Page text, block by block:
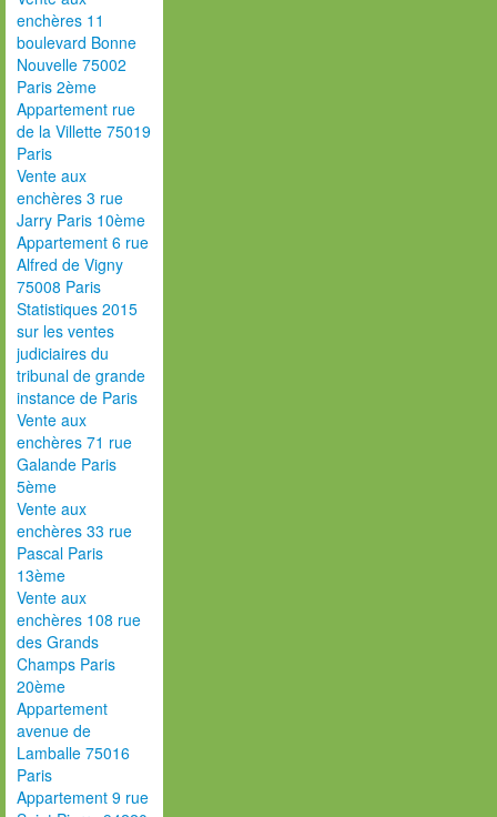
enchères 11
boulevard Bonne
Nouvelle 75002
Paris 2ème
Appartement rue
de la Villette 75019
Paris
Vente aux
enchères 3 rue
Jarry Paris 10ème
Appartement 6 rue
Alfred de Vigny
75008 Paris
Statistiques 2015
sur les ventes
judiciaires du
tribunal de grande
instance de Paris
Vente aux
enchères 71 rue
Galande Paris
5ème
Vente aux
enchères 33 rue
Pascal Paris
13ème
Vente aux
enchères 108 rue
des Grands
Champs Paris
20ème
Appartement
avenue de
Lamballe 75016
Paris
Appartement 9 rue